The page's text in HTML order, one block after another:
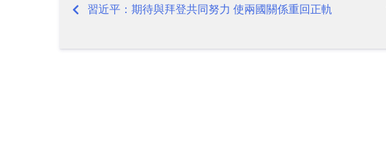
Post
navigation
習近平：期待與拜登共同努力 使兩國關係重回正軌